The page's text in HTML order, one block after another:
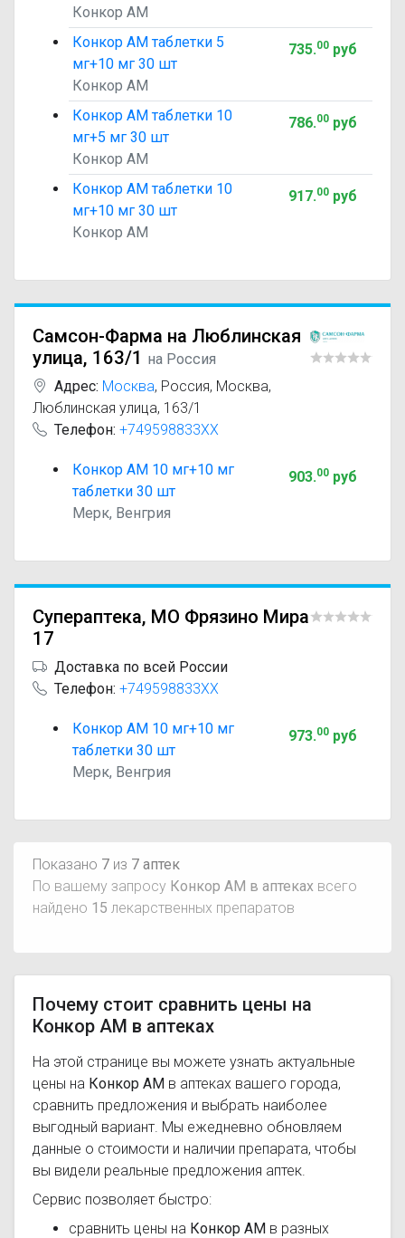
Конкор АМ
Конкор АМ таблетки 5
мг+10 мг 30 шт
Конкор АМ
735.00руб
Конкор АМ таблетки 10
мг+5 мг 30 шт
Конкор АМ
786.00руб
Конкор АМ таблетки 10
мг+10 мг 30 шт
Конкор АМ
917.00руб
Самсон-Фарма на Люблинская
улица, 163/1 на Россия
Адрес: Москва, Россия, Москва,
Люблинская улица, 163/1
Телефон: +749598833XX
Конкор АМ 10 мг+10 мг
таблетки 30 шт
Мерк, Венгрия
903.00руб
Супераптека, МО Фрязино Мира
17
Доставка по всей России
Телефон: +749598833XX
Конкор АМ 10 мг+10 мг
таблетки 30 шт
Мерк, Венгрия
973.00руб
Показано 7 из 7 аптек
По вашему запросу Конкор АМ в аптеках всего
найдено 15 лекарственных препаратов
Почему стоит сравнить цены на
Конкор АМ в аптеках
На этой странице вы можете узнать актуальные
цены на Конкор АМ в аптеках вашего города,
сравнить предложения и выбрать наиболее
выгодный вариант. Мы ежедневно обновляем
данные о стоимости и наличии препарата, чтобы
вы видели реальные предложения аптек.
Сервис позволяет быстро:
сравнить цены на Конкор АМ в разных